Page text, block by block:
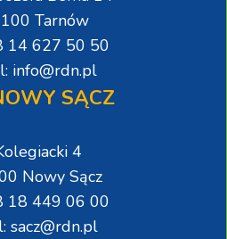
Tarnów
14 627 50 50
info@rdn.pl
SĄCZ
4
Nowy Sącz
18 449 06 00
sacz@rdn.pl